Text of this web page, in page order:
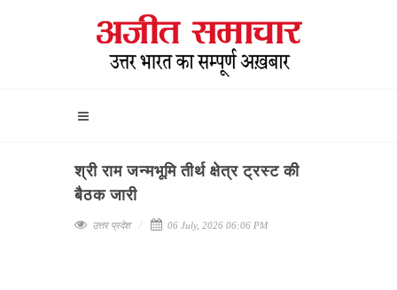
श्री राम जन्मभूमि तीर्थ क्षेत्र ट्रस्ट की
बैठक जारी
उत्तर प्रदेश 06 July, 2026 06:06 PM